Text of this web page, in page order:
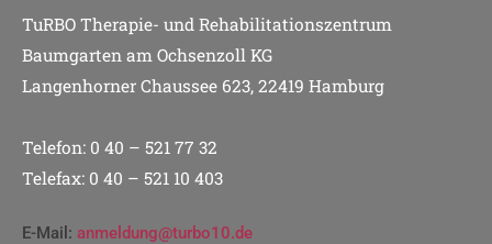
TuRBO Therapie- und Rehabilitationszentrum
Baumgarten am Ochsenzoll KG
Langenhorner Chaussee 623, 22419 Hamburg
Telefon: 0 40 – 521 77 32
Telefax: 0 40 – 521 10 403
E-Mail: anmeldung@turbo10.de